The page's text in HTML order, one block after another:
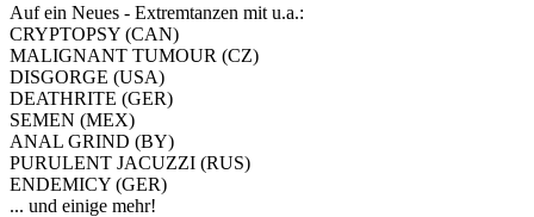
Auf ein Neues - Extremtanzen mit u.a.:
CRYPTOPSY (CAN)
MALIGNANT TUMOUR (CZ)
DISGORGE (USA)
DEATHRITE (GER)
SEMEN (MEX)
ANAL GRIND (BY)
PURULENT JACUZZI (RUS)
ENDEMICY (GER)
... und einige mehr!